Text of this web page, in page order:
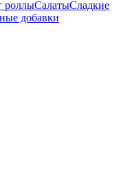
роллыСалатыСладкие
добавки